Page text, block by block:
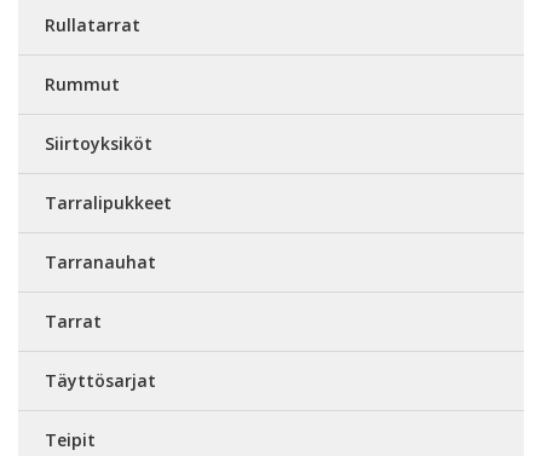
Rullatarrat
Rummut
Siirtoyksiköt
Tarralipukkeet
Tarranauhat
Tarrat
Täyttösarjat
Teipit